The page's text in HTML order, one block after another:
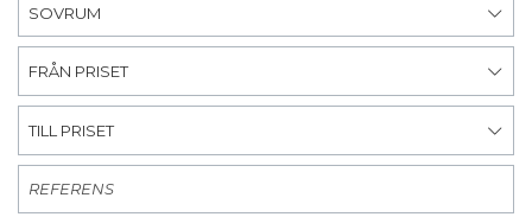
SOVRUM
FRÅN PRISET
TILL PRISET